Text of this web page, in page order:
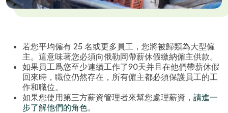
若您平均僱有 25 名或更多員工，您將被歸類為大型僱
主。這意味著您必須向俄勒岡帶薪休假繳納僱主供款。
如果員工爲您至少連續工作了90天并且在他們帶薪休假
回來時，職位仍然存在，所有僱主都必須保護員工的工
作和職位。
如果您使用第三方薪資管理者來幫您處理薪資， 請進一
步了解他們的角色。